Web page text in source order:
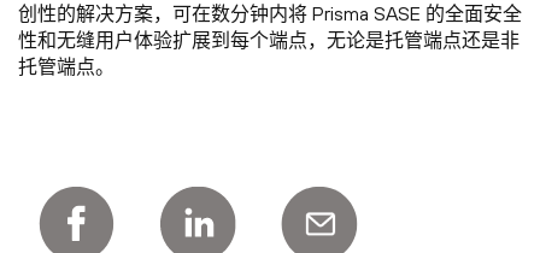
创性的解决方案，可在数分钟内将 Prisma SASE 的全面安全
性和无缝用户体验扩展到每个端点，无论是托管端点还是非
托管端点。